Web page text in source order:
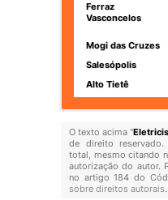
Ferraz
Vasconcelos
Mogi das Cruzes
Salesópolis
Alto Tietê
O texto acima "
de direito
total, mesmo citando
autorização do autor.
no artigo 184 do
sobre direitos autorais.